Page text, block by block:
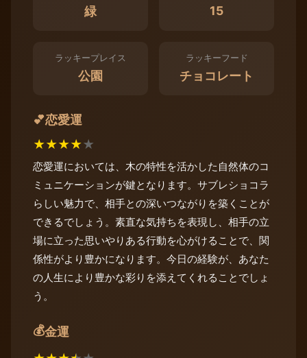
緑 15
ラッキープレイス
公園
ラッキーフード
チョコレート
💕恋愛運
★★★★★
恋愛運においては、木の特性を活かした自然体のコ
ミュニケーションが鍵となります。サブレショコラ
らしい魅力で、相手との深いつながりを築くことが
できるでしょう。素直な気持ちを表現し、相手の立
場に立った思いやりある行動を心がけることで、関
係性がより豊かになります。今日の経験が、あなた
の人生により豊かな彩りを添えてくれることでしょ
う。
💰金運